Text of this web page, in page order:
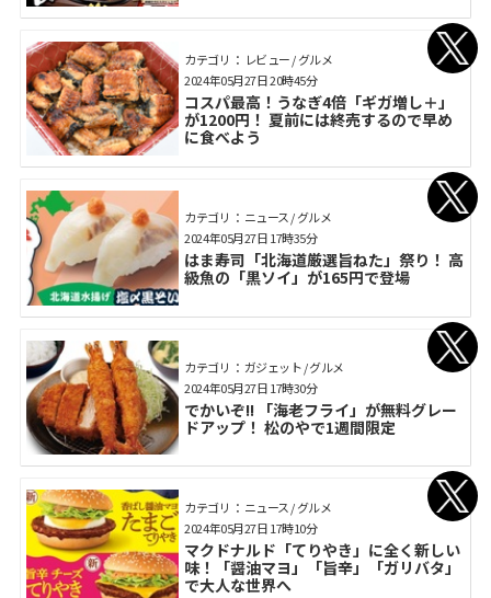
カテゴリ： レビュー / グルメ
コスパ最高！うなぎ4倍「ギガ増し＋」
が1200円！ 夏前には終売するので早め
に食べよう
2024年05月27日 20時45分
カテゴリ： ニュース / グルメ
はま寿司「北海道厳選旨ねた」祭り！ 高
級魚の「黒ソイ」が165円で登場
2024年05月27日 17時35分
カテゴリ： ガジェット / グルメ
でかいぞ!! 「海老フライ」が無料グレー
ドアップ！ 松のやで1週間限定
2024年05月27日 17時30分
カテゴリ： ニュース / グルメ
マクドナルド「てりやき」に全く新しい
味！「醤油マヨ」「旨辛」「ガリバタ」
で大人な世界へ
2024年05月27日 17時10分